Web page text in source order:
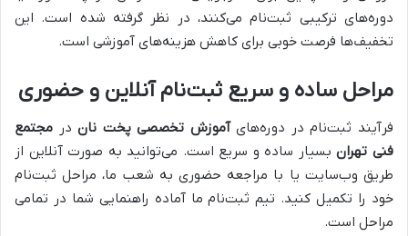
دوره‌های ترکیبی ثبت‌نام می‌کنند، در نظر گرفته شده است. این
تخفیف‌ها فرصت خوبی برای کاهش هزینه‌های آموزشی است.
مراحل ساده و سریع ثبت‌نام آنلاین و حضوری
فرآیند ثبت‌نام در دوره‌هایآموزش تخصصی پخت ناندر مجتمع
فنی تهرانبسیار ساده و سریع است. می‌توانید به صورت آنلاین از
طریق وب‌سایت یا با مراجعه حضوری به شعب ما، مراحل ثبت‌نام
خود را تکمیل کنید. تیم ثبت‌نام ما آماده راهنمایی شما در تمامی
مراحل است.